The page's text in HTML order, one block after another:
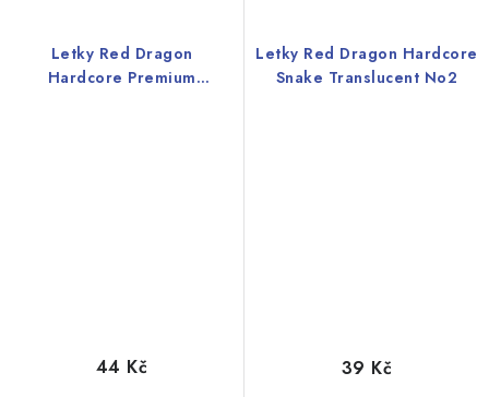
Letky Red Dragon
Hardcore Premium
44 Kč
Letky Red Dragon Hardcore
Snake Translucent No2
39 Kč